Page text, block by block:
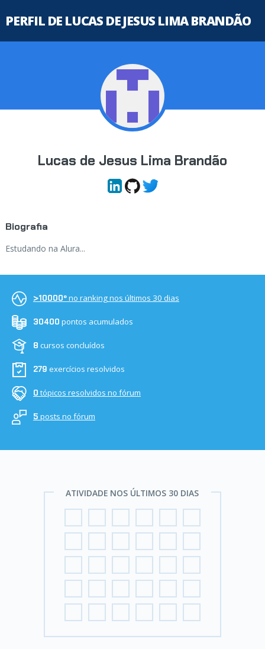
PERFIL DE LUCAS DE JESUS LIMA BRANDÃO
Lucas de Jesus Lima Brandão
Biografia
Estudando na Alura...
>10000ºno ranking nos últimos 30 dias
30400 pontos acumulados
8 cursos concluídos
279 exercícios resolvidos
0 tópicos resolvidos no fórum
5 posts no fórum
ATIVIDADE NOS ÚLTIMOS 30 DIAS